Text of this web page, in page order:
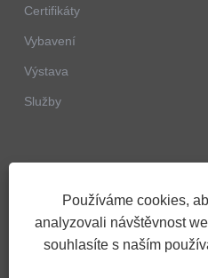
Certifikáty
Vybavení
Výstava
Služby
Používáme cookies,
analyzovali návštěvnost
souhlasíte s naším